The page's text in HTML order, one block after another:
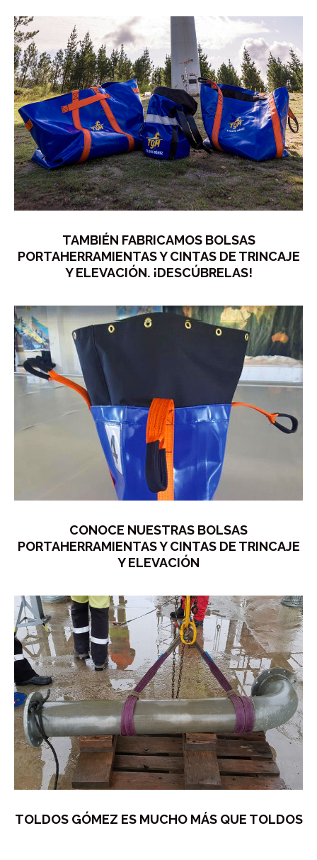
TAMBIÉN FABRICAMOS BOLSAS
PORTAHERRAMIENTAS Y CINTAS DE TRINCAJE
Y ELEVACIÓN. ¡DESCÚBRELAS!
CONOCE NUESTRAS BOLSAS
PORTAHERRAMIENTAS Y CINTAS DE TRINCAJE
Y ELEVACIÓN
TOLDOS GÓMEZ ES MUCHO MÁS QUE TOLDOS